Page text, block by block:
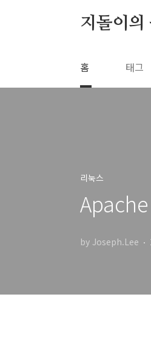
지돌이의
홈 태그
리눅스
by Joseph.Lee